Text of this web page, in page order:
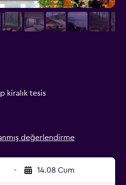
kiralık tesis
değerlendirme
- 14.08 Cum